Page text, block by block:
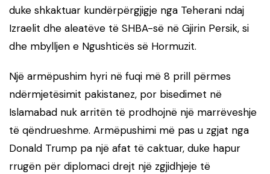
duke shkaktuar kundërpërgjigje nga Teherani ndaj
Izraelit dhe aleatëve të SHBA-së në Gjirin Persik, si
dhe mbylljen e Ngushticës së Hormuzit.
Një armëpushim hyri në fuqi më 8 prill përmes
ndërmjetësimit pakistanez, por bisedimet në
Islamabad nuk arritën të prodhojnë një marrëveshje
të qëndrueshme. Armëpushimi më pas u zgjat nga
Donald Trump pa një afat të caktuar, duke hapur
rrugën për diplomaci drejt një zgjidhjeje të